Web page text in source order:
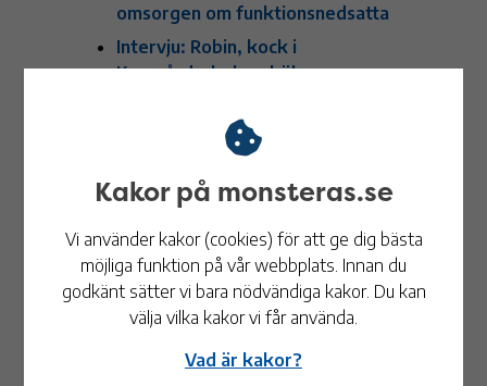
omsorgen om funktionsnedsatta
Intervju: Robin, kock i
Krungårdsskolans kök
Timvikariat, extrapersonal
Vi stöttar dig in i jobbet
Lediga jobb
Näringslivsenheten
Starta, driva och utveckla företag
Kakor på monsteras.se
Vi använder kakor (cookies) för att ge dig bästa
möjliga funktion på vår webbplats. Innan du
godkänt sätter vi bara nödvändiga kakor. Du kan
välja vilka kakor vi får använda.
Vad är kakor?